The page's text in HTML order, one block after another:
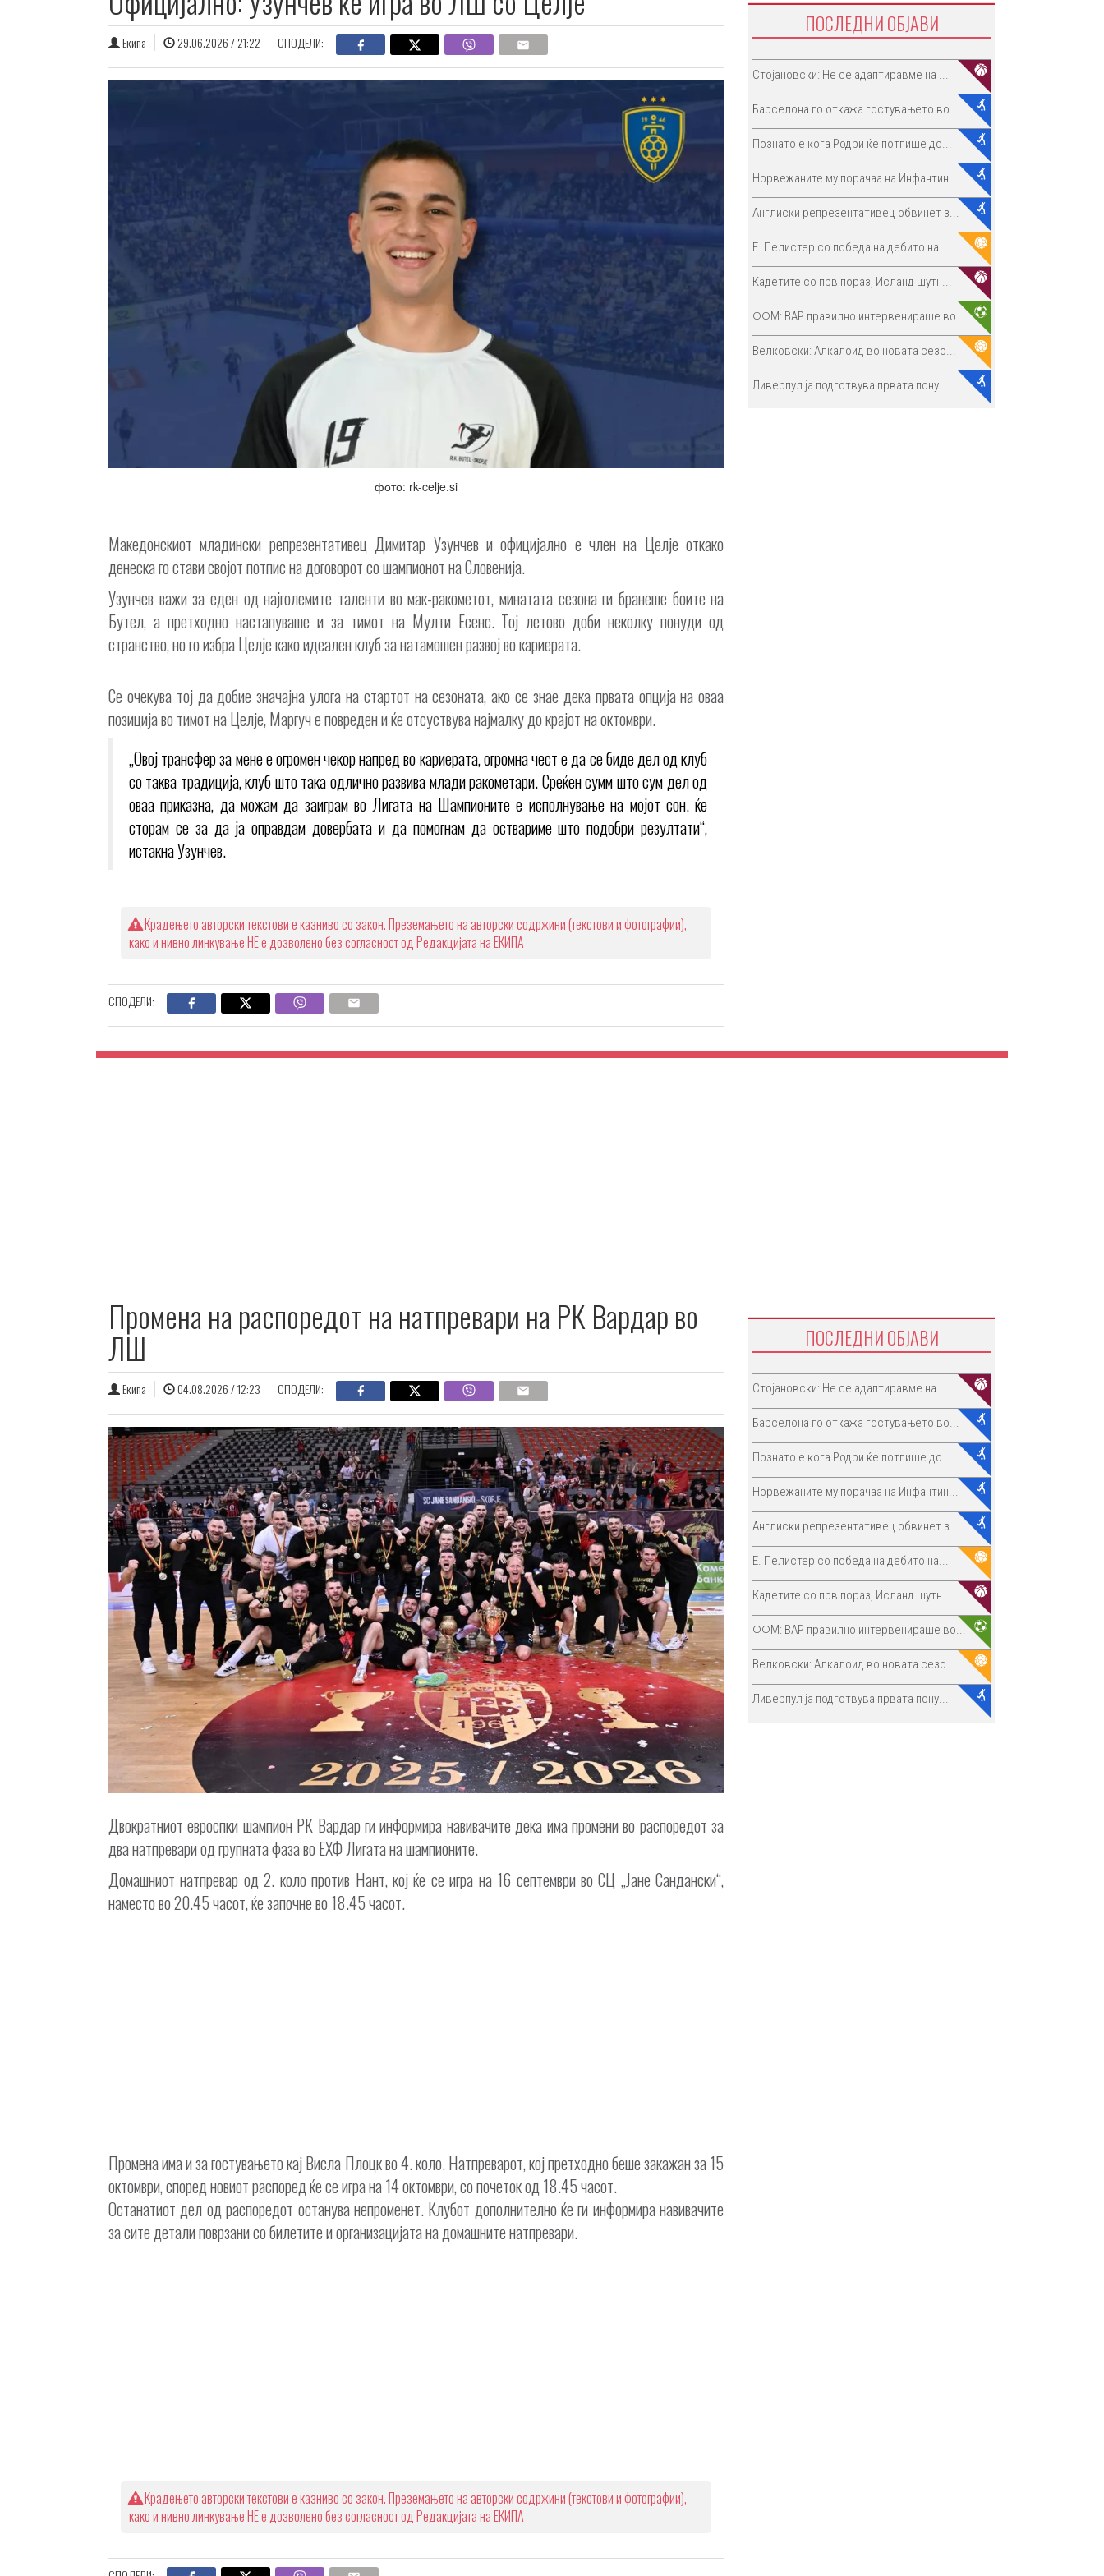
Екипа 29.06.2026 / 21:22 СПОДЕЛИ:
фото: rk-celje.si
Македонскиот младински репрезентативец Димитар Узунчев и официјално е член на Целје откако
денеска го стави својот потпис на договорот со шампионот на Словенија.
Узунчев важи за еден од најголемите таленти во мак-ракометот, минатата сезона ги бранеше боите на
Бутел, а претходно настапуваше и за тимот на Мулти Есенс. Тој летово доби неколку понуди од
странство, но го избра Целје како идеален клуб за натамошен развој во кариерата.
Се очекува тој да добие значајна улога на стартот на сезоната, ако се знае дека првата опција на оваа
позиција во тимот на Целје, Маргуч е повреден и ќе отсуствува најмалку до крајот на октомври.
„Овој трансфер за мене е огромен чекор напред во кариерата, огромна чест е да се биде дел од клуб
со таква традиција, клуб што така одлично развива млади ракометари. Среќен сумм што сум дел од
оваа приказна, да можам да заиграм во Лигата на Шампионите е исполнување на мојот сон. ќе
сторам се за да ја оправдам довербата и да помогнам да оствариме што подобри резултати“,
истакна Узунчев.
Крадењето авторски текстови е казниво со закон. Преземањето на авторски содржини (текстови и фотографии),
како и нивно линкување НЕ е дозволено без согласност од Редакцијата на ЕКИПА
СПОДЕЛИ:
ПОСЛЕДНИ ОБЈАВИ
Стојановски: Не се адаптиравме на ...
Барселона го откажа гостувањето во...
Познато е кога Родри ќе потпише до...
Норвежаните му порачаа на Инфантин...
Англиски репрезентативец обвинет з...
E. Пелистер со победа на дебито на...
Кадетите со прв пораз, Исланд шутн...
ФФМ: ВАР правилно интервенираше во...
Велковски: Алкалоид во новата сезо...
Ливерпул ја подготвува првата пону...
Промена на распоредот на натпревари на РК Вардар во
ЛШ
Екипа 04.08.2026 / 12:23 СПОДЕЛИ:
Двократниот евроспки шампион РК Вардар ги информира навивачите дека има промени во распоредот за
два натпревари од групната фаза во ЕХФ Лигата на шампионите.
Домашниот натпревар од 2. коло против Нант, кој ќе се игра на 16 септември во СЦ „Јане Сандански“,
наместо во 20.45 часот, ќе започне во 18.45 часот.
Промена има и за гостувањето кај Висла Плоцк во 4. коло. Натпреварот, кој претходно беше закажан за 15
октомври, според новиот распоред ќе се игра на 14 октомври, со почеток од 18.45 часот.
Останатиот дел од распоредот останува непроменет. Клубот дополнително ќе ги информира навивачите
за сите детали поврзани со билетите и организацијата на домашните натпревари.
Крадењето авторски текстови е казниво со закон. Преземањето на авторски содржини (текстови и фотографии),
како и нивно линкување НЕ е дозволено без согласност од Редакцијата на ЕКИПА
ПОСЛЕДНИ ОБЈАВИ
Стојановски: Не се адаптиравме на ...
Барселона го откажа гостувањето во...
Познато е кога Родри ќе потпише до...
Норвежаните му порачаа на Инфантин...
Англиски репрезентативец обвинет з...
E. Пелистер со победа на дебито на...
Кадетите со прв пораз, Исланд шутн...
ФФМ: ВАР правилно интервенираше во...
Велковски: Алкалоид во новата сезо...
Ливерпул ја подготвува првата пону...